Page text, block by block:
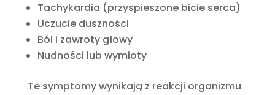
Tachykardia (przyspieszone bicie serca)
Uczucie duszności
Ból i zawroty głowy
Nudności lub wymioty
Te symptomy wynikają z reakcji organizmu